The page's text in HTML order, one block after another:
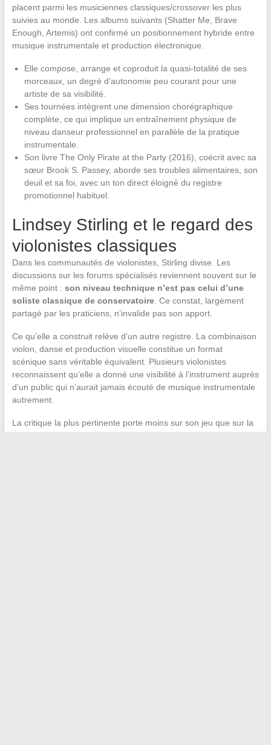
placent parmi les musiciennes classiques/crossover les plus
suivies au monde. Les albums suivants (Shatter Me, Brave
Enough, Artemis) ont confirmé un positionnement hybride entre
musique instrumentale et production électronique.
Elle compose, arrange et coproduit la quasi-totalité de ses
morceaux, un degré d’autonomie peu courant pour une
artiste de sa visibilité.
Ses tournées intègrent une dimension chorégraphique
complète, ce qui implique un entraînement physique de
niveau danseur professionnel en parallèle de la pratique
instrumentale.
Son livre The Only Pirate at the Party (2016), coécrit avec sa
sœur Brook S. Passey, aborde ses troubles alimentaires, son
deuil et sa foi, avec un ton direct éloigné du registre
promotionnel habituel.
Lindsey Stirling et le regard des
violonistes classiques
Dans les communautés de violonistes, Stirling divise. Les
discussions sur les forums spécialisés reviennent souvent sur le
même point : son niveau technique n’est pas celui d’une
soliste classique de conservatoire. Ce constat, largement
partagé par les praticiens, n’invalide pas son apport.
Ce qu’elle a construit relève d’un autre registre. La combinaison
violon, danse et production visuelle constitue un format
scénique sans véritable équivalent. Plusieurs violonistes
reconnaissent qu’elle a donné une visibilité à l’instrument auprès
d’un public qui n’aurait jamais écouté de musique instrumentale
autrement.
La critique la plus pertinente porte moins sur son jeu que sur la